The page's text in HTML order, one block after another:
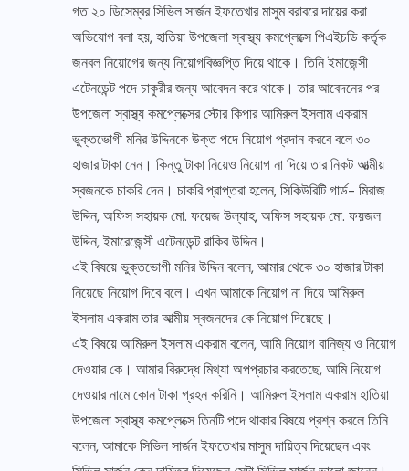
গত ২০ ডিসেম্বর সিভিল সার্জন ইফতেখার মাসুম বরাবরে দায়ের করা
অভিযোগ বলা হয়, হাতিয়া উপজেলা স্বাস্থ্য কমপ্লেক্সে পিএইচডি কর্তৃক
জনবল নিয়োগের জন্য নিয়োগবিজ্ঞপ্তি দিয়ে থাকে। তিনি ইমাজেন্সী
এটেনডেন্ট পদে চাকুরীর জন্য আবেদন করে থাকে। তার আবেদনের পর
উপজেলা স্বাস্থ্য কমপ্লেক্সের স্টোর কিপার আমিরুল ইসলাম একরাম
ভুক্তভোগী মনির উদ্দিনকে উক্ত পদে নিয়োগ প্রদান করবে বলে ৩০
হাজার টাকা নেন। কিন্তু টাকা নিয়েও নিয়োগ না দিয়ে তার নিকট আত্মীয়
স্বজনকে চাকরি দেন। চাকরি প্রাপ্তরা হলেন, সিকিউরিটি গার্ড- মিরাজ
উদ্দিন, অফিস সহায়ক মো. ফয়েজ উল্যাহ, অফিস সহায়ক মো. ফয়জল
উদ্দিন, ইমারেজেন্সী এটেনডেন্ট রাকিব উদ্দিন।
এই বিষয়ে ভুক্তভোগী মনির উদ্দিন বলেন, আমার থেকে ৩০ হাজার টাকা
নিয়েছে নিয়োগ দিবে বলে। এখন আমাকে নিয়োগ না দিয়ে আমিরুল
ইসলাম একরাম তার আত্মীয় স্বজনদের কে নিয়োগ দিয়েছে।
এই বিষয়ে আমিরুল ইসলাম একরাম বলেন, আমি নিয়োগ বানিজ্য ও নিয়োগ
দেওয়ার কে। আমার বিরুদ্ধে মিথ্যা অপপ্রচার করতেছে, আমি নিয়োগ
দেওয়ার নামে কোন টাকা গ্রহন করিনি। আমিরুল ইসলাম একরাম হাতিয়া
উপজেলা স্বাস্থ্য কমপ্লেক্সে তিনটি পদে থাকার বিষয়ে প্রশ্ন করলে তিনি
বলেন, আমাকে সিভিল সার্জন ইফতেখার মাসুম দায়িত্ব দিয়েছেন এবং